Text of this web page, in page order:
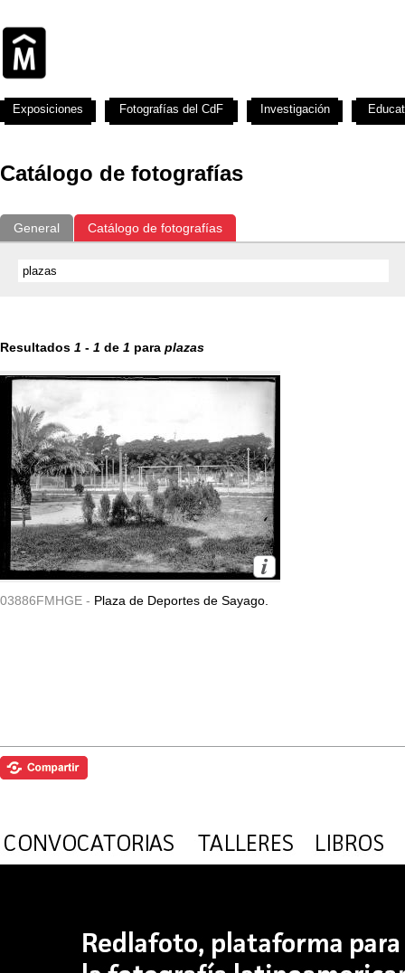
Catálogo de fotografías
General Catálogo de fotografías
Resultados 1 - 1 de 1 para plazas
03886FMHGE - Plaza de Deportes de Sayago.
Exposiciones Fotografías del CdF Investigación